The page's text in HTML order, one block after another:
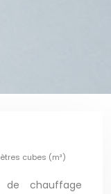
cubes (m³)
chauffage